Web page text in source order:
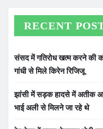
RECENT
संसद में गतिरोध खत्म करने की
गांधी से मिले किरेन रिजिजू
झांसी में सड़क हादसे में अतीक
भाई अली से मिलने जा रहे थे